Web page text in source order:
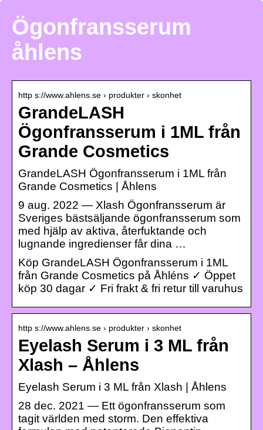
Ögonfransserum
åhlens
http s://www.ahlens.se › produkter › skonhet
GrandeLASH
Ögonfransserum i 1ML från
Grande Cosmetics
GrandeLASH Ögonfransserum i 1ML från
Grande Cosmetics | Åhlens
9 aug. 2022 — Xlash Ögonfransserum är
Sveriges bästsäljande ögonfransserum som
med hjälp av aktiva, återfuktande och
lugnande ingredienser får dina …
Köp GrandeLASH Ögonfransserum i 1ML
från Grande Cosmetics på Åhléns ✓ Öppet
köp 30 dagar ✓ Fri frakt & fri retur till varuhus
http s://www.ahlens.se › produkter › skonhet
Eyelash Serum i 3 ML från
Xlash – Åhlens
Eyelash Serum i 3 ML från Xlash | Åhlens
28 dec. 2021 — Ett ögonfransserum som
tagit världen med storm. Den effektiva